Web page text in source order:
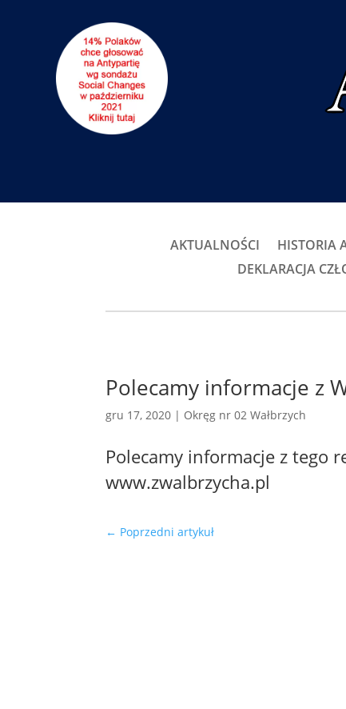
AKTUALNOŚCI HISTORIA
DEKLARACJA
Polecamy informacje z
gru 17, 2020 | Okręg nr 02 Wałbrzych
Polecamy informacje z tego
www.zwalbrzycha.pl
← Poprzedni artykuł